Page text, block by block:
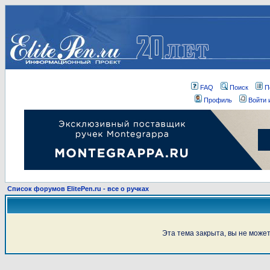
FAQ Поиск
Профиль
Войти
Список форумов ElitePen.ru - все о ручках
Эта тема закрыта, вы не